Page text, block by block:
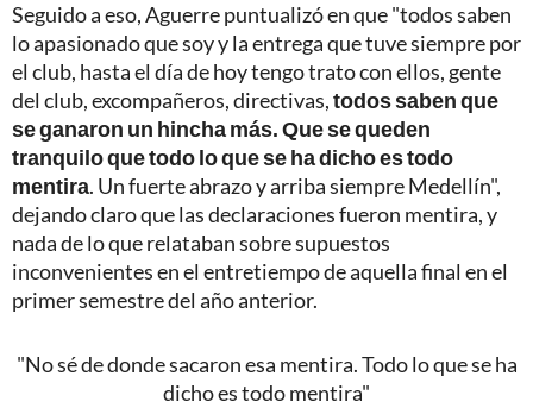
Seguido a eso, Aguerre puntualizó en que "todos saben
lo apasionado que soy y la entrega que tuve siempre por
el club, hasta el día de hoy tengo trato con ellos, gente
del club, excompañeros, directivas,todos saben que
se ganaron un hincha más. Que se queden
tranquilo que todo lo que se ha dicho es todo
mentira. Un fuerte abrazo y arriba siempre Medellín",
dejando claro que las declaraciones fueron mentira, y
nada de lo que relataban sobre supuestos
inconvenientes en el entretiempo de aquella final en el
primer semestre del año anterior.
"No sé de donde sacaron esa mentira. Todo lo que se ha
dicho es todo mentira"